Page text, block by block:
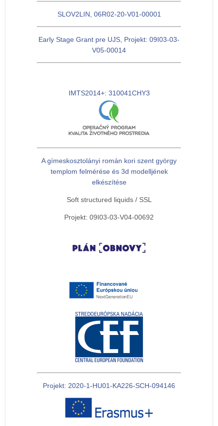
SLOV2LIN, 06R02-20-V01-00001
Early Stage Grant pre UJS, Projekt: 09I03-03-
V05-00014
IMTS2014+: 310041CHY3
A gímeskosztolányi román kori szent györgy
templom felmérése és 3d modelljének
elkészítése
Soft structured liquids / SSL
Projekt: 09I03-03-V04-00692
Projekt: 2020-1-HU01-KA226-SCH-094146